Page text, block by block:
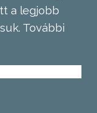
a legjobb
További